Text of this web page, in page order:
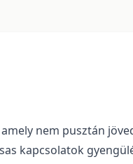
nem pusztán
kapcsolatok